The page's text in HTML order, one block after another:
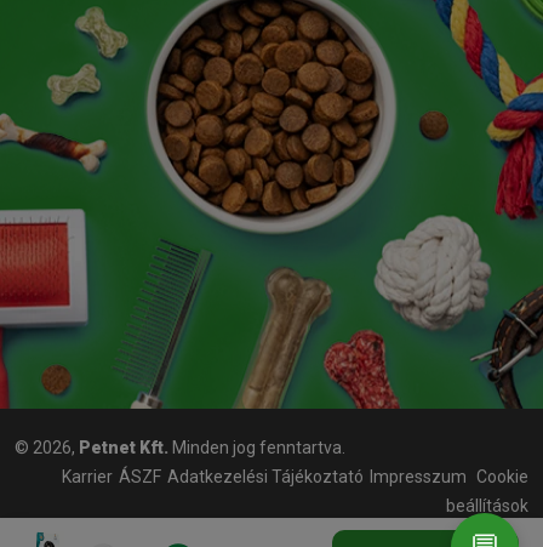
© 2026, Petnet Kft. Minden jog fenntartva.
Karrier ÁSZF Adatkezelési Tájékoztató Impresszum
Cookie
beállítások